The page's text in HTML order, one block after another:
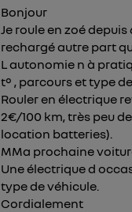
Bonjour
Je roule en zoé
rechargé autre part
L autonomie n à
t° , parcours et type
Rouler en électrique
2€/100 km, très peu
location batteries).
MMa prochaine
Une électrique d
type de véhicule.
Cordialement